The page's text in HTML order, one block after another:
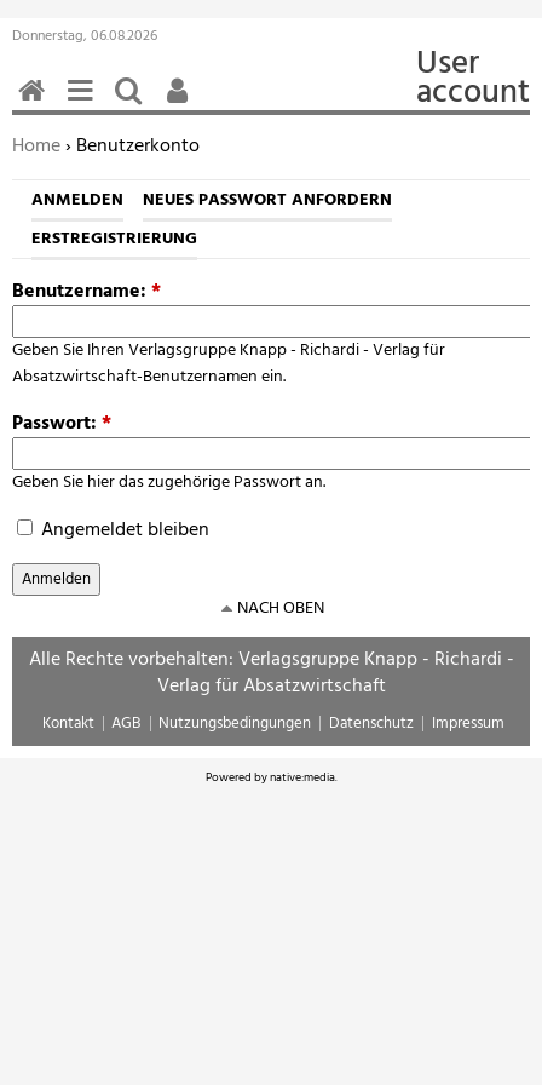
Donnerstag, 06.08.2026
User
account
Sie befinden sich hier:
Home› Benutzerkonto
ANMELDEN
NEUES PASSWORT ANFORDERN
ERSTREGISTRIERUNG
Benutzername:*
Geben Sie Ihren Verlagsgruppe Knapp - Richardi - Verlag für
Absatzwirtschaft-Benutzernamen ein.
Passwort:*
Geben Sie hier das zugehörige Passwort an.
Angemeldet bleiben
HOMEMENÜSUCHEN
BENUTZERFUNKTIONEN
NACH OBEN
Alle Rechte vorbehalten: Verlagsgruppe Knapp - Richardi -
Verlag für Absatzwirtschaft
Kontakt AGB Nutzungsbedingungen Datenschutz Impressum
Powered bynative:media.